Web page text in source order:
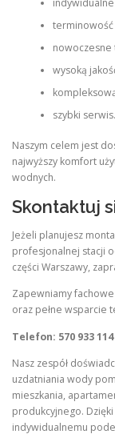
terminowość
nowoczesne
wysoką
szybki serwis.
Naszym celem jest
najwyższy komfort
wodnych.
Skontaktuj
Jeżeli planujesz
profesjonalnej stacji
części Warszawy,
Zapewniamy
oraz pełne wsparcie
Telefon: 570 933 114
Nasz zespół
uzdatniania wody
mieszkania,
produkcyjnego.
indywidualnemu